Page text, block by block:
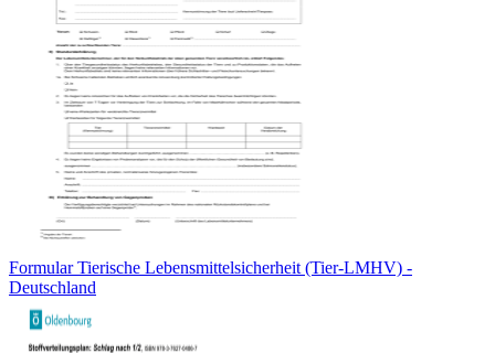
Formular Tierische Lebensmittelsicherheit (Tier-LMHV) -
Deutschland